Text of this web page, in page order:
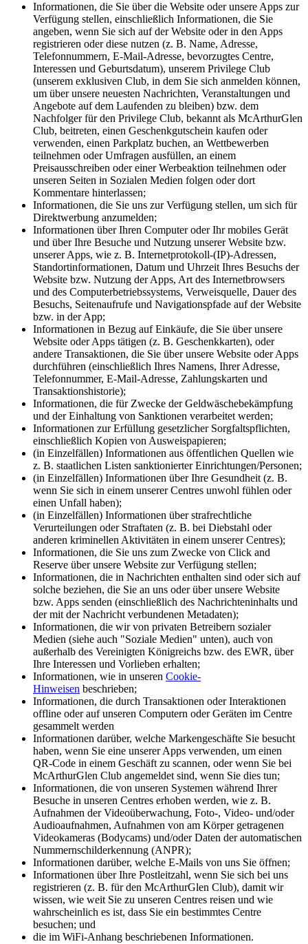
Informationen, die Sie über die Website oder unsere Apps zur
Verfügung stellen, einschließlich Informationen, die Sie
angeben, wenn Sie sich auf der Website oder in den Apps
registrieren oder diese nutzen (z. B. Name, Adresse,
Telefonnummern, E-Mail-Adresse, bevorzugtes Centre,
Interessen und Geburtsdatum), unserem Privilege Club
(unserem exklusiven Club, in dem Sie sich anmelden können,
um über unsere neuesten Nachrichten, Veranstaltungen und
Angebote auf dem Laufenden zu bleiben) bzw. dem
Nachfolger für den Privilege Club, bekannt als McArthurGlen
Club, beitreten, einen Geschenkgutschein kaufen oder
verwenden, einen Parkplatz buchen, an Wettbewerben
teilnehmen oder Umfragen ausfüllen, an einem
Preisausschreiben oder einer Werbeaktion teilnehmen oder
unseren Seiten in Sozialen Medien folgen oder dort
Kommentare hinterlassen;
Informationen, die Sie uns zur Verfügung stellen, um sich für
Direktwerbung anzumelden;
Informationen über Ihren Computer oder Ihr mobiles Gerät
und über Ihre Besuche und Nutzung unserer Website bzw.
unserer Apps, wie z. B. Internetprotokoll-(IP)-Adressen,
Standortinformationen, Datum und Uhrzeit Ihres Besuchs der
Website bzw. Nutzung der Apps, Art des Internetbrowsers
und des Computerbetriebssystems, Verweisquelle, Dauer des
Besuchs, Seitenaufrufe und Navigationspfade auf der Website
bzw. in der App;
Informationen in Bezug auf Einkäufe, die Sie über unsere
Website oder Apps tätigen (z. B. Geschenkkarten), oder
andere Transaktionen, die Sie über unsere Website oder Apps
durchführen (einschließlich Ihres Namens, Ihrer Adresse,
Telefonnummer, E-Mail-Adresse, Zahlungskarten und
Transaktionshistorie);
Informationen, die für Zwecke der Geldwäschebekämpfung
und der Einhaltung von Sanktionen verarbeitet werden;
Informationen zur Erfüllung gesetzlicher Sorgfaltspflichten,
einschließlich Kopien von Ausweispapieren;
(in Einzelfällen) Informationen aus öffentlichen Quellen wie
z. B. staatlichen Listen sanktionierter Einrichtungen/Personen;
(in Einzelfällen) Informationen über Ihre Gesundheit (z. B.
wenn Sie sich in einem unserer Centres unwohl fühlen oder
einen Unfall haben);
(in Einzelfällen) Informationen über strafrechtliche
Verurteilungen oder Straftaten (z. B. bei Diebstahl oder
anderen kriminellen Aktivitäten in einem unserer Centres);
Informationen, die Sie uns zum Zwecke von Click and
Reserve über unsere Website zur Verfügung stellen;
Informationen, die in Nachrichten enthalten sind oder sich auf
solche beziehen, die Sie an uns oder über unsere Website
bzw. Apps senden (einschließlich des Nachrichteninhalts und
der mit der Nachricht verbundenen Metadaten);
Informationen, die wir von privaten Betreibern sozialer
Medien (siehe auch "Soziale Medien" unten), auch von
außerhalb des Vereinigten Königreichs bzw. des EWR, über
Ihre Interessen und Vorlieben erhalten;
Informationen, wie in unseren Cookie-
Hinweisen beschrieben;
Informationen, die durch Transaktionen oder Interaktionen
offline oder auf unseren Computern oder Geräten im Centre
gesammelt werden
Informationen darüber, welche Markengeschäfte Sie besucht
haben, wenn Sie eine unserer Apps verwenden, um einen
QR-Code in einem Geschäft zu scannen, oder wenn Sie bei
McArthurGlen Club angemeldet sind, wenn Sie dies tun;
Informationen, die von unseren Systemen während Ihrer
Besuche in unseren Centres erhoben werden, wie z. B.
Aufnahmen der Videoüberwachung, Foto-, Video- und/oder
Audioaufnahmen, Aufnahmen von am Körper getragenen
Videokameras (Bodycams) und/oder Daten der automatischen
Nummernschilderkennung (ANPR);
Informationen darüber, welche E-Mails von uns Sie öffnen;
Informationen über Ihre Postleitzahl, wenn Sie sich bei uns
registrieren (z. B. für den McArthurGlen Club), damit wir
wissen, wie weit Sie zu unseren Centres reisen und wie
wahrscheinlich es ist, dass Sie ein bestimmtes Centre
besuchen; und
die im WiFi-Anhang beschriebenen Informationen.